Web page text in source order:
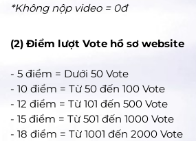
*Không nộp video = 0đ
(2) Điểm lượt Vote hồ sơ website
- 5 điểm = Dưới 50 Vote
- 10 điểm = Từ 50 đến 100 Vote
- 12 điểm = Từ 101 đến 500 Vote
- 15 điểm = Từ 501 đến 1000 Vote
- 18 điểm = Từ 1001 đến 2000 Vote